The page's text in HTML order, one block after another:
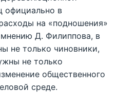
официально в
на «подношения»
Д. Филиппова, в
не только чиновники,
не только
общественного
среде.